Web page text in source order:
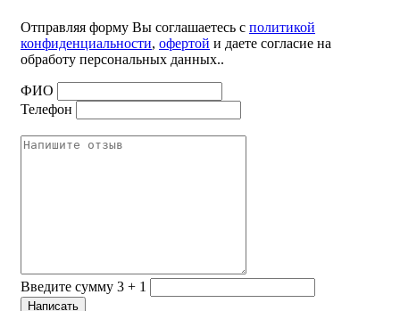
Отправляя форму Вы соглашаетесь с политикой
конфиденциальности, офертой и даете согласие на
обработу персональных данных..
ФИО
Телефон
Введите сумму 3 + 1